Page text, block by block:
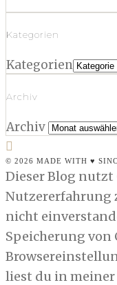
Kategorien
Kategorien
Archiv
Archiv
© 2026 MADE WITH ♥
Dieser Blog nutzt
Nutzererfahrung
nicht
Speicherung von
liest du in